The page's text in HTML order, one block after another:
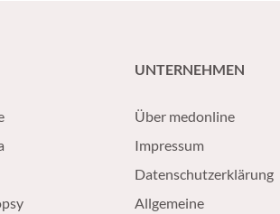
UNTERNEHMEN
Über medonline
Impressum
Datenschutzerklärung
Allgemeine